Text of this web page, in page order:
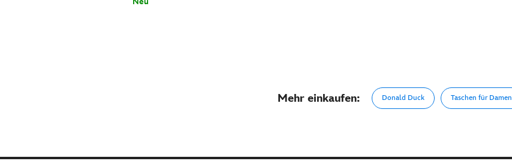
Mehr einkaufen: Donald Duck Taschen für Damen